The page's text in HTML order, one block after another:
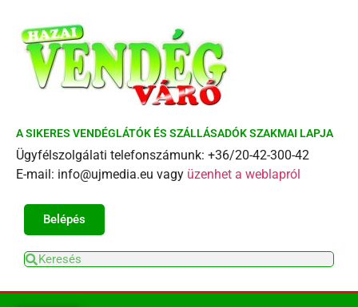
A SIKERES VENDÉGLÁTÓK ÉS SZÁLLÁSADÓK SZAKMAI LAPJA
Ügyfélszolgálati telefonszámunk: +36/20-42-300-42
E-mail: info@ujmedia.eu vagy üzenhet a weblapról
Belépés